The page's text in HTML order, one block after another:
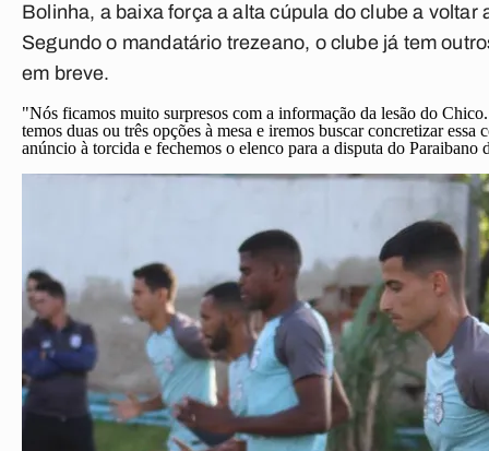
Bolinha, a baixa força a alta cúpula do clube a
Segundo o mandatário trezeano, o clube já tem
em breve.
"Nós ficamos muito surpresos com a informação da lesão do
temos duas ou três opções à mesa e iremos buscar concretizar
anúncio à torcida e fechemos o elenco para a disputa do